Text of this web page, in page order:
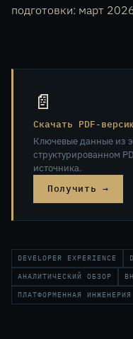
подготовки: март
📄
Скачать PDF-
Ключевые данные из
структурированном
источника.
Получить →
DEVELOPER EXPERIENCE
АНАЛИТИЧЕСКИЙ ОБЗОР
ПЛАТФОРМЕННАЯ ИНЖЕНЕРИЯ